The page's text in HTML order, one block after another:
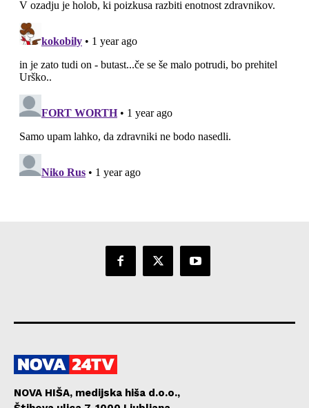
NOVA HIŠA, medijska hiša d.o.o.,